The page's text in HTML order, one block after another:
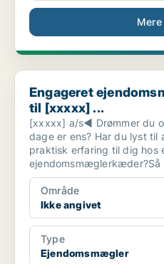
Engageret
Engageret
til [xxxxx] ...
[xxxxx] a/s◀ Drømmer du
dage er ens? Har du lyst til
praktisk erfaring til dig hos
ejendomsmæglerkæder?Så
Område
Ikke angivet
Type
Ejendomsmægler